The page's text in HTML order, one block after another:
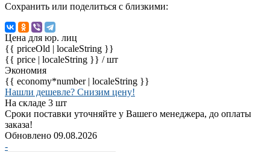
Сохранить или поделиться с близкими:
Цена для юр. лиц
{{ priceOld | localeString }}
{{ price | localeString }} / шт
Экономия
{{ economy*number | localeString }}
Нашли дешевле? Снизим цену!
На складе 3 шт
Сроки поставки уточняйте у Вашего менеджера, до оплаты
заказа!
Обновлено 09.08.2026
-